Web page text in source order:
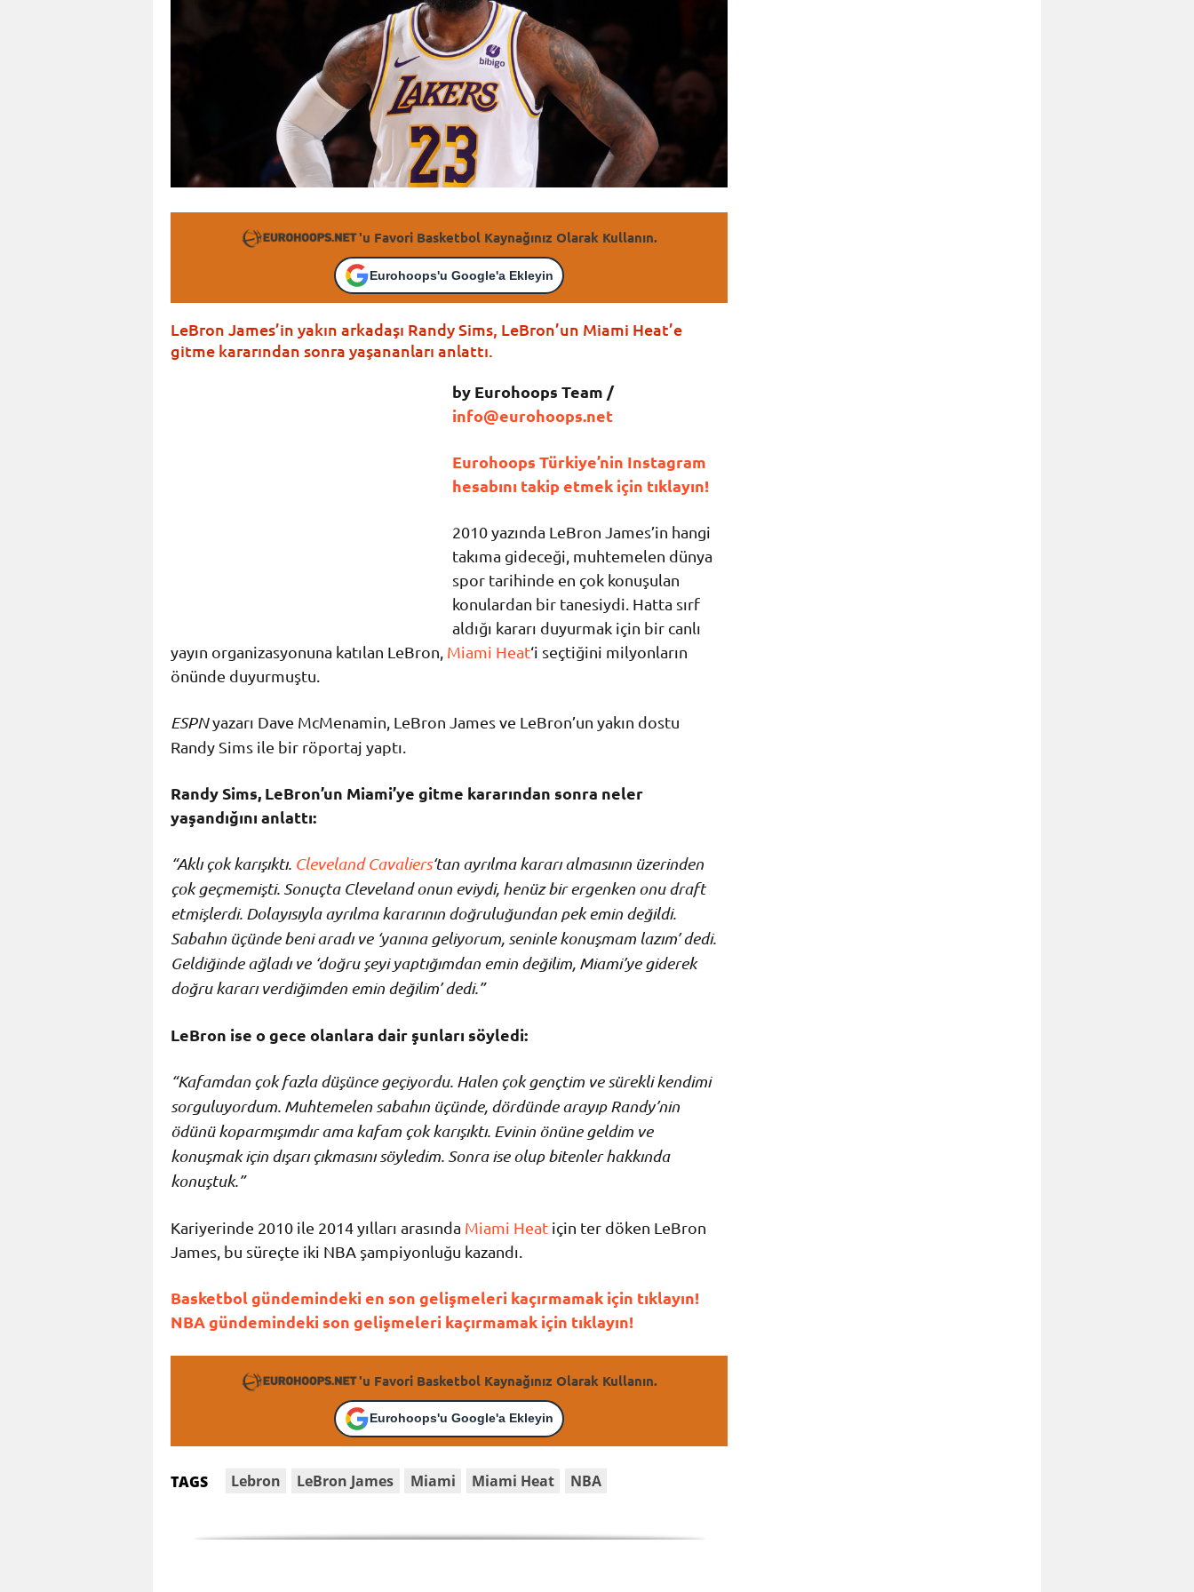
'u Favori Basketbol Kaynağınız Olarak Kullanın.
Eurohoops'u Google'a Ekleyin
LeBron James’in yakın arkadaşı Randy Sims, LeBron’un Miami Heat’e
gitme kararından sonra yaşananları anlattı.
by Eurohoops Team /
info@eurohoops.net
Eurohoops Türkiye’nin Instagram
hesabını takip etmek için tıklayın!
2010 yazında LeBron James’in hangi
takıma gideceği, muhtemelen dünya
spor tarihinde en çok konuşulan
konulardan bir tanesiydi. Hatta sırf
aldığı kararı duyurmak için bir canlı
yayın organizasyonuna katılan LeBron, Miami Heat‘i seçtiğini milyonların
önünde duyurmuştu.
ESPNyazarı Dave McMenamin, LeBron James ve LeBron’un yakın dostu
Randy Sims ile bir röportaj yaptı.
Randy Sims, LeBron’un Miami’ye gitme kararından sonra neler
yaşandığını anlattı:
“Aklı çok karışıktı. Cleveland Cavaliers‘tan ayrılma kararı almasının üzerinden
çok geçmemişti. Sonuçta Cleveland onun eviydi, henüz bir ergenken onu draft
etmişlerdi. Dolayısıyla ayrılma kararının doğruluğundan pek emin değildi.
Sabahın üçünde beni aradı ve ‘yanına geliyorum, seninle konuşmam lazım’ dedi.
Geldiğinde ağladı ve ‘doğru şeyi yaptığımdan emin değilim, Miami’ye giderek
doğru kararı verdiğimden emin değilim’ dedi.”
LeBron ise o gece olanlara dair şunları söyledi:
“Kafamdan çok fazla düşünce geçiyordu. Halen çok gençtim ve sürekli kendimi
sorguluyordum. Muhtemelen sabahın üçünde, dördünde arayıp Randy’nin
ödünü koparmışımdır ama kafam çok karışıktı. Evinin önüne geldim ve
konuşmak için dışarı çıkmasını söyledim. Sonra ise olup bitenler hakkında
konuştuk.”
Kariyerinde 2010 ile 2014 yılları arasında Miami Heat için ter döken LeBron
James, bu süreçte iki NBA şampiyonluğu kazandı.
Basketbol gündemindeki en son gelişmeleri kaçırmamak için tıklayın!
NBA gündemindeki son gelişmeleri kaçırmamak için tıklayın!
'u Favori Basketbol Kaynağınız Olarak Kullanın.
Eurohoops'u Google'a Ekleyin
TAGS Lebron LeBron James Miami Miami Heat NBA